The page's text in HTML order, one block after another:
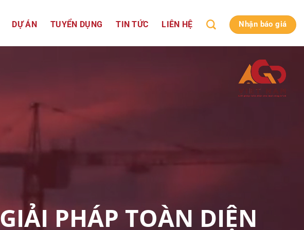
DỰ ÁN TUYỂN DỤNG TIN TỨC LIÊN HỆ Nhận báo giá
GIẢI PHÁP TOÀN DIỆN